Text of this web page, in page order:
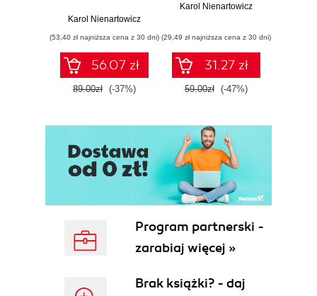
Karol Nienartowicz
(53,40 zł najniższa cena z 30 dni)
56.07 zł
89.00zł (-37%)
Karol Nienartowicz
(29,49 zł najniższa cena z 30 dni)
31.27 zł
59.00zł (-47%)
Program partnerski -
zarabiaj więcej »
Brak książki? - daj